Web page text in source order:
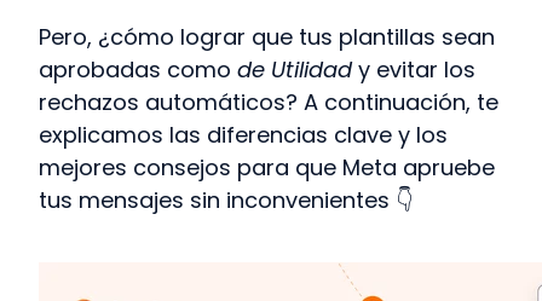
Pero, ¿cómo lograr que tus plantillas sean
aprobadas como de Utilidady evitar los
rechazos automáticos? A continuación, te
explicamos las diferencias clave y los
mejores consejos para que Meta apruebe
tus mensajes sin inconvenientes 👇